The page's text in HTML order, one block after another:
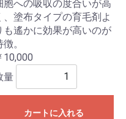
胞への吸収の度合いが高
、塗布タイプの育毛剤よ
も遙かに効果が高いのが
。
10,000
量
カートに入れる